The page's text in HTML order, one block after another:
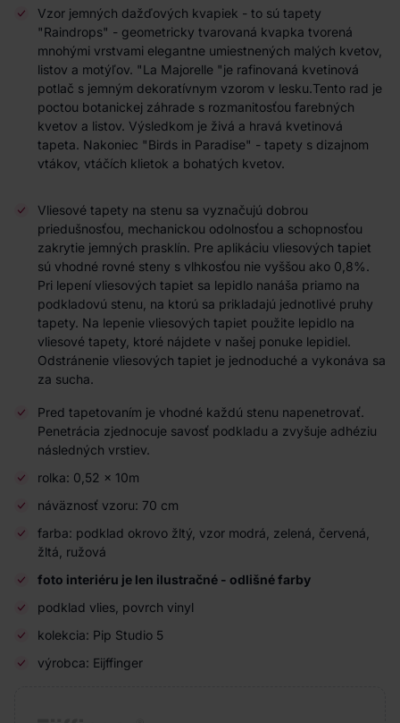
Vzor jemných dažďových kvapiek - to sú tapety
"Raindrops" - geometricky tvarovaná kvapka tvorená
mnohými vrstvami elegantne umiestnených malých kvetov,
listov a motýľov. "La Majorelle "je rafinovaná kvetinová
potlač s jemným dekoratívnym vzorom v lesku.Tento rad je
poctou botanickej záhrade s rozmanitosťou farebných
kvetov a listov. Výsledkom je živá a hravá kvetinová
tapeta. Nakoniec "Birds in Paradise" - tapety s dizajnom
vtákov, vtáčích klietok a bohatých kvetov.
Vliesové tapety na stenu sa vyznačujú dobrou
priedušnosťou, mechanickou odolnosťou a schopnosťou
zakrytie jemných prasklín. Pre aplikáciu vliesových tapiet
sú vhodné rovné steny s vlhkosťou nie vyššou ako 0,8%.
Pri lepení vliesových tapiet sa lepidlo nanáša priamo na
podkladovú stenu, na ktorú sa prikladajú jednotlivé pruhy
tapety. Na lepenie vliesových tapiet použite lepidlo na
vliesové tapety, ktoré nájdete v našej ponuke lepidiel.
Odstránenie vliesových tapiet je jednoduché a vykonáva sa
za sucha.
Pred tapetovaním je vhodné každú stenu napenetrovať.
Penetrácia zjednocuje savosť podkladu a zvyšuje adhéziu
následných vrstiev.
rolka: 0,52 x 10m
náväznosť vzoru: 70 cm
farba: podklad okrovo žltý, vzor modrá, zelená, červená,
žltá, ružová
foto interiéru je len ilustračné - odlišné farby
podklad vlies, povrch vinyl
kolekcia: Pip Studio 5
výrobca: Eijffinger